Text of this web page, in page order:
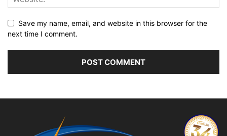
Save my name, email, and website in this browser for the
next time I comment.